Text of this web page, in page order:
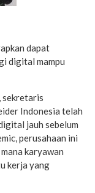
dapat
digital mampu
sekretaris
Indonesia telah
jauh sebelum
perusahaan ini
karyawan
kerja yang